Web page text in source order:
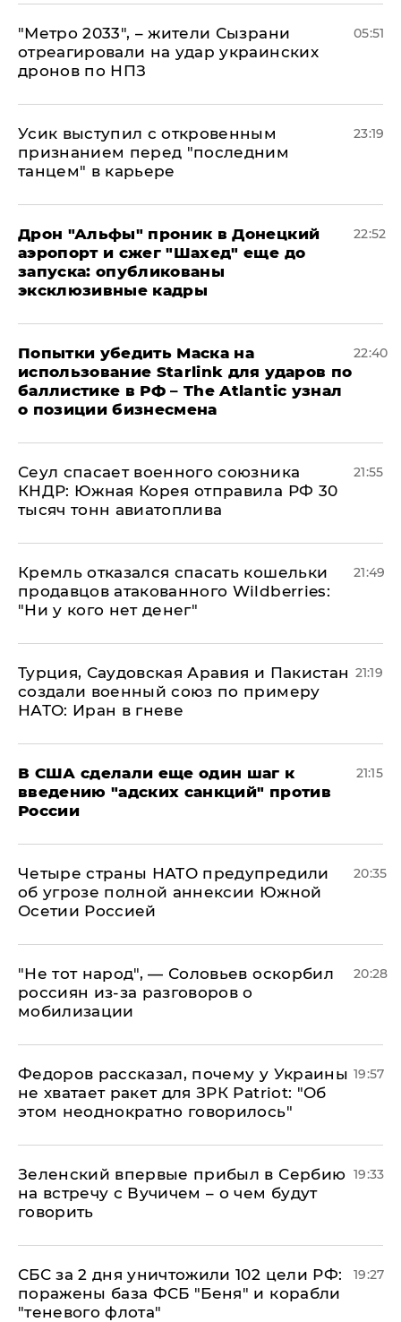
"Метро 2033", – жители Сызрани
отреагировали на удар украинских
дронов по НПЗ
05:51
Усик выступил с откровенным
признанием перед "последним
танцем" в карьере
23:19
Дрон "Альфы" проник в Донецкий
аэропорт и сжег "Шахед" еще до
запуска: опубликованы
эксклюзивные кадры
22:52
Попытки убедить Маска на
использование Starlink для ударов по
баллистике в РФ – The Atlantic узнал
о позиции бизнесмена
22:40
​Сеул спасает военного союзника
КНДР: Южная Корея отправила РФ 30
тысяч тонн авиатоплива
21:55
Кремль отказался спасать кошельки
продавцов атакованного Wildberries:
"Ни у кого нет денег"
21:49
Турция, Саудовская Аравия и Пакистан
создали военный союз по примеру
НАТО: Иран в гневе
21:19
В США сделали еще один шаг к
введению "адских санкций" против
России
21:15
Четыре страны НАТО предупредили
об угрозе полной аннексии Южной
Осетии Россией
20:35
​"Не тот народ", — Соловьев оскорбил
россиян из-за разговоров о
мобилизации
20:28
Федоров рассказал, почему у Украины
не хватает ракет для ЗРК Patriot: "Об
этом неоднократно говорилось"
19:57
Зеленский впервые прибыл в Сербию
на встречу с Вучичем – о чем будут
говорить
19:33
СБС за 2 дня уничтожили 102 цели РФ:
поражены база ФСБ "Беня" и корабли
"теневого флота"
19:27